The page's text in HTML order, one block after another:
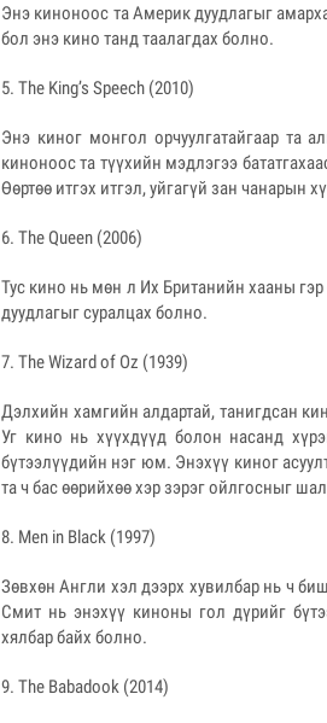
Энэ киноноос та Америк дуудлагыг
бол энэ кино танд таалагдах болно.
5. The King’s Speech (2010)
Энэ киног монгол орчуулгатайгаар та
киноноос та түүхийн мэдлэгээ
Өөртөө итгэх итгэл, уйгагүй зан чанарын
6. The Queen (2006)
Тус кино нь мөн л Их Британийн хааны
дуудлагыг суралцах болно.
7. The Wizard of Oz (1939)
Дэлхийн хамгийн алдартай, танигдсан
Уг кино нь хүүхдүүд болон насанд
бүтээлүүдийн нэг юм. Энэхүү киног
та ч бас өөрийхөө хэр зэрэг ойлгосныг
8. Men in Black (1997)
Зөвхөн Англи хэл дээрх хувилбар нь ч
Смит нь энэхүү киноны гол дүрийг
хялбар байх болно.
9. The Babadook (2014)